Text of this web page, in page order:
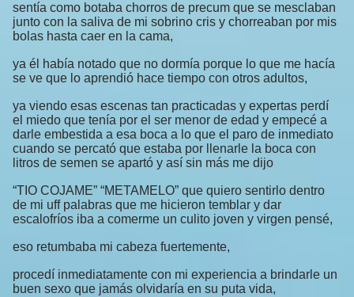
sentía como botaba chorros de precum que se mesclaban
junto con la saliva de mi sobrino cris y chorreaban por mis
bolas hasta caer en la cama,
ya él había notado que no dormía porque lo que me hacía
se ve que lo aprendió hace tiempo con otros adultos,
ya viendo esas escenas tan practicadas y expertas perdí
el miedo que tenía por el ser menor de edad y empecé a
darle embestida a esa boca a lo que el paro de inmediato
cuando se percató que estaba por llenarle la boca con
litros de semen se apartó y así sin más me dijo
“TIO COJAME” “METAMELO” que quiero sentirlo dentro
de mi uff palabras que me hicieron temblar y dar
escalofríos iba a comerme un culito joven y virgen pensé,
eso retumbaba mi cabeza fuertemente,
procedí inmediatamente con mi experiencia a brindarle un
buen sexo que jamás olvidaría en su puta vida,